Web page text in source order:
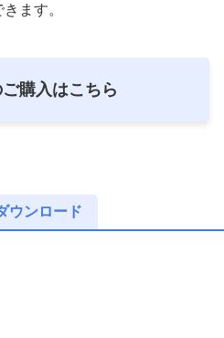
ます。
購入はこちら
ウンロード